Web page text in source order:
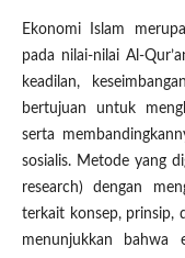
Ekonomi Islam
pada nilai-nilai Al-
keadilan,
bertujuan untuk
serta
sosialis. Metode yang
research) dengan
terkait konsep, prinsip,
menunjukkan bahwa